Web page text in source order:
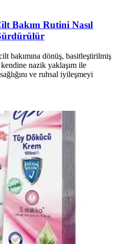
Bakım Rutini Nasıl
bakımına dönüş, basitleştirilmiş
nazik yaklaşım ile
ve ruhsal iyileşmeyi